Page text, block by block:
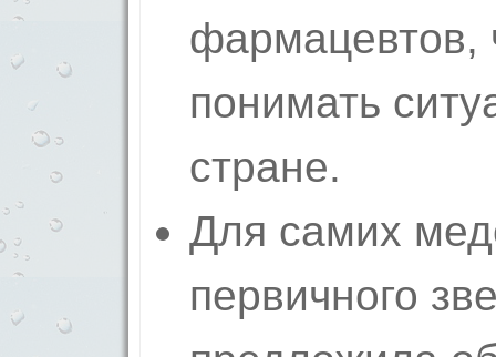
фармацевтов,
понимать
стране.
Для самих
первичного